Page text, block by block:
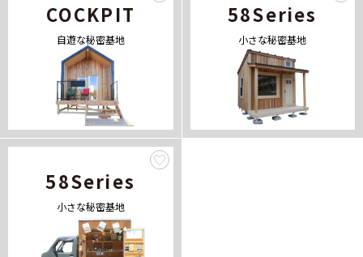
COCKPIT
自遊な秘密基地
58Series
小さな秘密基地
58Series
小さな秘密基地